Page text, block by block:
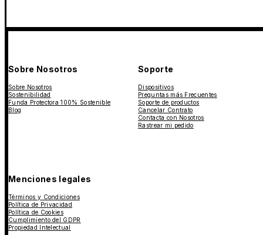
Sobre Nosotros
Sobre Nosotros
Sostenibilidad
Funda Protectora 100% Sostenible
Blog
Soporte
Dispositivos
Preguntas más Frecuentes
Soporte de productos
Cancelar Contrato
Contacta con Nosotros
Rastrear mi pedido
Menciones legales
Términos y Condiciones
Política de Privacidad
Política de Cookies
Cumplimiento del GDPR
Propiedad Intelectual